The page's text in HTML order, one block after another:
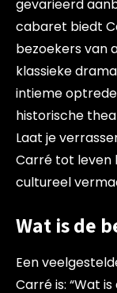
gevarieerd
cabaret biedt
bezoekers van
klassieke
intieme
historische
Laat je
Carré tot leven
cultureel
Wat is de
Een
Carré is: “Wat